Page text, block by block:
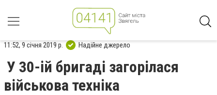
11:52, 9 січня 2019 р. Надійне джерело
У 30-ій бригаді загорілася
військова техніка